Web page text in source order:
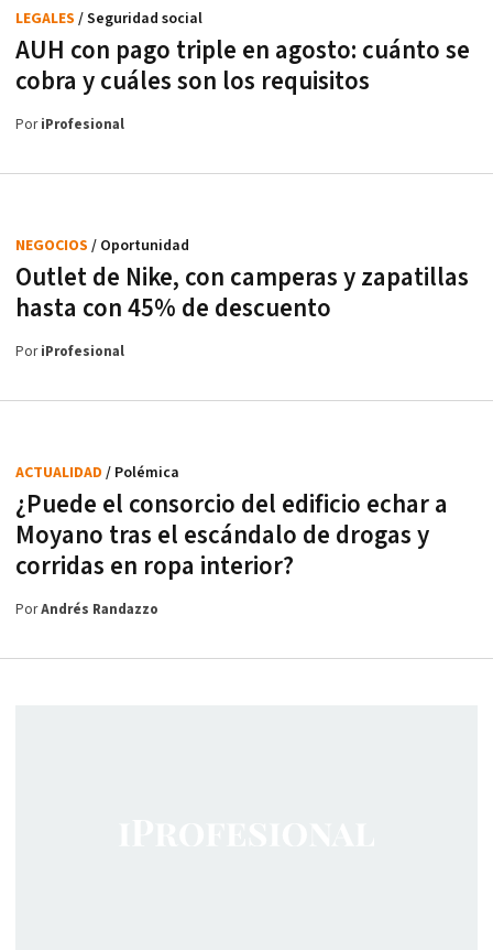
AUH con pago triple en agosto: cuánto se
cobra y cuáles son los requisitos
LEGALES / Seguridad social
PoriProfesional
Outlet de Nike, con camperas y zapatillas
hasta con 45% de descuento
NEGOCIOS / Oportunidad
PoriProfesional
¿Puede el consorcio del edificio echar a
Moyano tras el escándalo de drogas y
corridas en ropa interior?
ACTUALIDAD / Polémica
PorAndrés Randazzo